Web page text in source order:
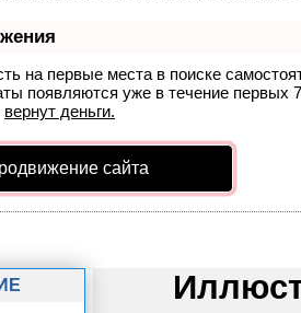
на первые места в поиске
появляются уже в течение первых
вернут деньги.
сайта